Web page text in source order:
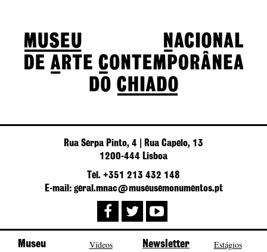
Rua Serpa Pinto, 4 | Rua Capelo, 13
1200-444 Lisboa
Tel. +351 213 432 148
E-mail: geral.mnac@museusemonumentos.pt
Museu
Vídeos
Newsletter
Estágios